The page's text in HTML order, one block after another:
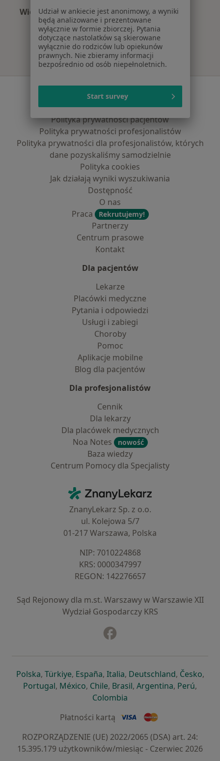
Więcej (1)
Więcej w kategorii: Najpopularniejsze
Serwis
Regulamin
Polityka prywatności pacjentów
Polityka prywatności profesjonalistów
Polityka prywatności dla profesjonalistów, których
dane pozyskaliśmy samodzielnie
Polityka cookies
Jak działają wyniki wyszukiwania
Dostępność
O nas
Praca
Rekrutujemy!
Partnerzy
Centrum prasowe
Kontakt
Dla pacjentów
Lekarze
Placówki medyczne
Pytania i odpowiedzi
Usługi i zabiegi
Choroby
Pomoc
Aplikacje mobilne
Blog dla pacjentów
Dla profesjonalistów
Cennik
Dla lekarzy
Dla placówek medycznych
Noa Notes
nowość
Baza wiedzy
Centrum Pomocy dla Specjalisty
ZnanyLekarz - Strona główna
ZnanyLekarz Sp. z o.o.
ul. Kolejowa 5/7
01-217 Warszawa, Polska
NIP: ⁠7010224868
KRS: ⁠0000347997
REGON: ⁠142276657
Sąd Rejonowy dla m.st. Warszawy w Warszawie XII
Wydział Gospodarczy KRS
Polskaotwiera się w nowej karcie
, Türkiyeotwiera się w nowej karcie
, Españaotwiera się w nowej karcie
, Italiaotwiera się w nowej
, Deutschlandotwiera się
, Česko,
Portugalotwiera się w nowej karcie
, Méxicootwiera się w nowej karcie
, Chileotwiera się w nowej karcie
, Brasilotwiera się w nowej
, Argentinaotwiera się
, Perú,
Colombia
Płatności kartą
ROZPORZĄDZENIE (UE) 2022/2065 (DSA) art. 24:
15.395.179 użytkowników/miesiąc - Czerwiec 2026
Udział w ankiecie jest anonimowy, a wyniki
będą analizowane i prezentowane
wyłącznie w formie zbiorczej. Pytania
dotyczące nastolatków są skierowane
wyłącznie do rodziców lub opiekunów
prawnych. Nie zbieramy informacji
bezpośrednio od osób niepełnoletnich.
Start survey